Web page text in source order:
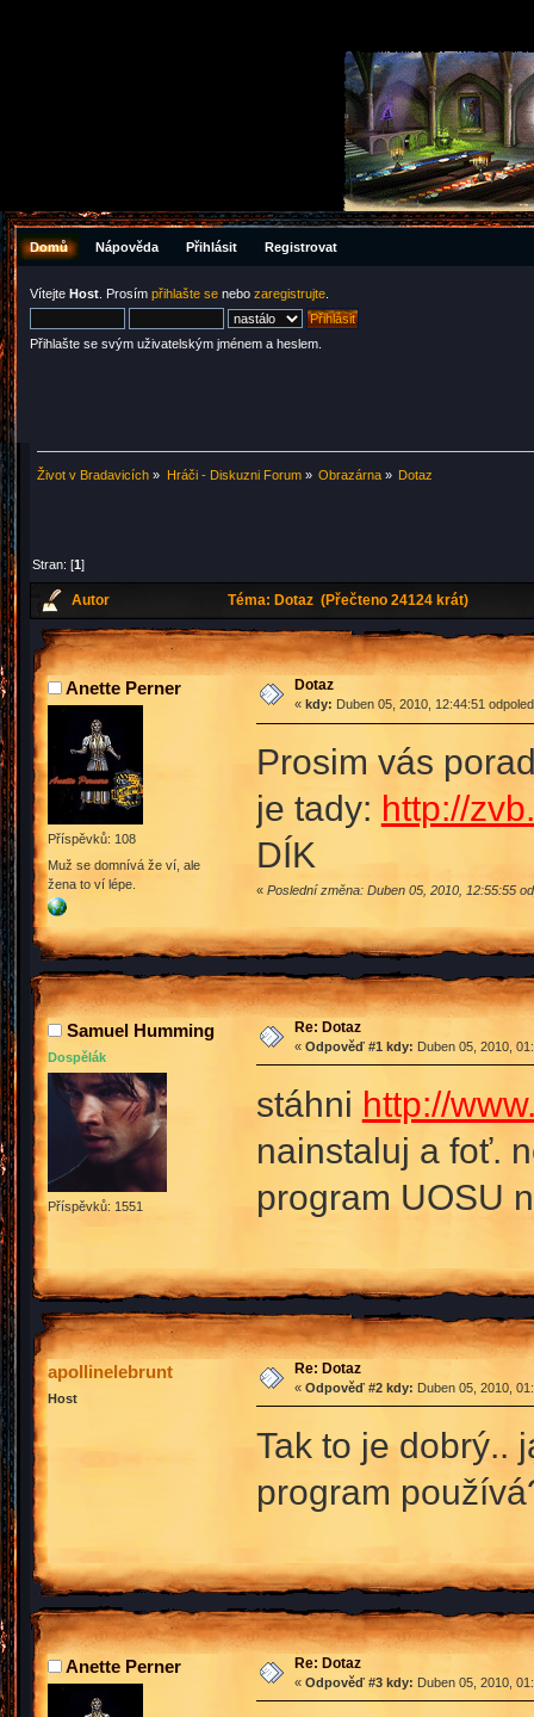
Domů Nápověda Přihlásit Registrovat
Vítejte Host . Prosím přihlašte se nebo zaregistrujte
Přihlašte se svým uživatelským jménem a heslem.
Život v Bradavicích » Hráči - Diskuzni Forum» Obrazárna» Dotaz
Stran: [1]
Autor Téma: Dotaz (Přečteno 24124 krát)
Anette Perner
Příspěvků: 108
Muž se domnívá že ví, ale
žena to ví lépe.
Dotaz
« kdy: Duben 05, 2010, 12:44:51
Prosim vás
je tady: http://
DÍK
« Poslední změna: Duben 05, 2010, 12:55:55
Samuel Humming
Dospělák
Příspěvků: 1551
Re: Dotaz
« Odpověď #1 kdy: Duben 05, 2010,
stáhni http://
nainstaluj a foť.
program UOSU
apollinelebrunt
Host
Re: Dotaz
« Odpověď #2 kdy: Duben 05, 2010,
Tak to je dobrý..
program
Anette Perner Re: Dotaz
« Odpověď #3 kdy: Duben 05, 2010,